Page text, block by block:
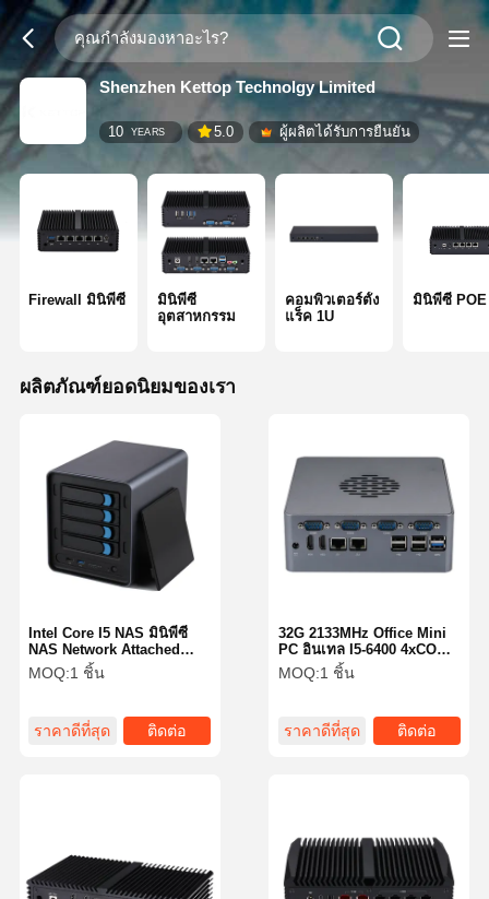
Shenzhen Kettop Technolgy Limited
10 YEARS 5.0 ผู้ผลิตได้รับการยืนยัน
Firewall มินิพีซี
มินิพีซี
อุตสาหกรรม
คอมพิวเตอร์ตั้ง
แร็ค 1U
มินิพีซี POE
ผลิตภัณฑ์ยอดนิยมของเรา
Intel Core I5 NAS มินิพีซี
NAS Network Attached
Storage 8260U 4 Bay
Storage ระบบเก็บข้อมูล
MOQ:1 ชิ้น
ราคาดีที่สุด ติดต่อ
32G 2133MHz Office Mini
PC อินเทล I5-6400 4xCOM
Dual LAN 3 Display
เครื่องพิมพ์ไม่มีแฟน
MOQ:1 ชิ้น
ราคาดีที่สุด ติดต่อ